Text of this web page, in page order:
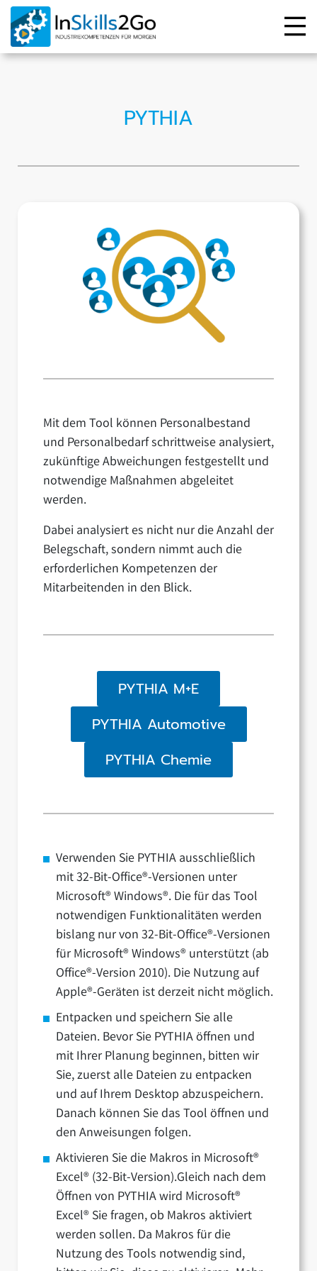
PYTHIA
Mit dem Tool können Personalbestand
und Personalbedarf schrittweise analysiert,
zukünftige Abweichungen festgestellt und
notwendige Maßnahmen abgeleitet
werden.
Dabei analysiert es nicht nur die Anzahl der
Belegschaft, sondern nimmt auch die
erforderlichen Kompetenzen der
Mitarbeitenden in den Blick.
PYTHIA M+E
PYTHIA Automotive
PYTHIA Chemie
Verwenden Sie PYTHIA ausschließlich
mit 32-Bit-Office®-Versionen unter
Microsoft® Windows®. Die für das Tool
notwendigen Funktionalitäten werden
bislang nur von 32-Bit-Office®-Versionen
für Microsoft® Windows® unterstützt (ab
Office®-Version 2010). Die Nutzung auf
Apple®-Geräten ist derzeit nicht möglich.
Entpacken und speichern Sie alle
Dateien. Bevor Sie PYTHIA öffnen und
mit Ihrer Planung beginnen, bitten wir
Sie, zuerst alle Dateien zu entpacken
und auf Ihrem Desktop abzuspeichern.
Danach können Sie das Tool öffnen und
den Anweisungen folgen.
Aktivieren Sie die Makros in Microsoft®
Excel® (32-Bit-Version).Gleich nach dem
Öffnen von PYTHIA wird Microsoft®
Excel® Sie fragen, ob Makros aktiviert
werden sollen. Da Makros für die
Nutzung des Tools notwendig sind,